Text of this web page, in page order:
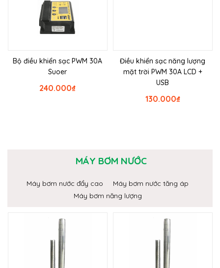
Bộ điều khiển sạc PWM 30A
Suoer
₫
240.000
Điều khiển sạc năng lượng
mặt trời PWM 30A LCD +
USB
₫
130.000
MÁY BƠM NƯỚC
Máy bơm nước đẩy cao
Máy bơm nước tăng áp
Máy bơm năng lượng